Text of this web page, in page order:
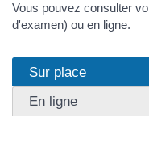
Vous pouvez consulter
d'examen) ou en ligne.
Sur place
En ligne